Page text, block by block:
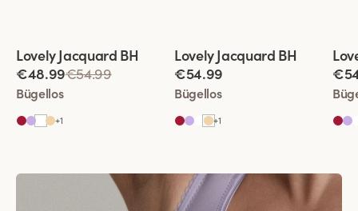
Lovely Jacquard BH
€48.99€54.99
Bügellos
+1
Lovely Jacquard BH
€54.99
Bügellos
+1